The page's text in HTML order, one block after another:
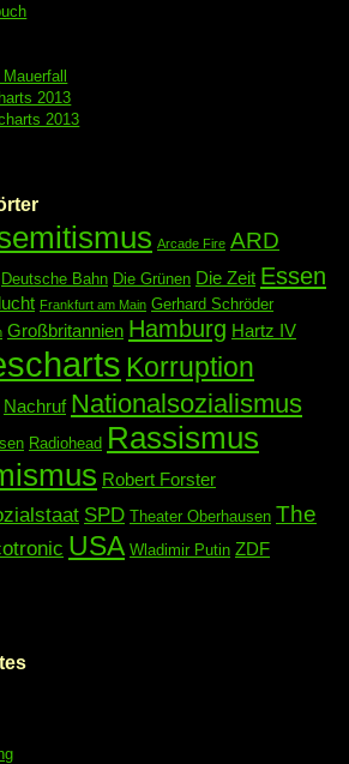
Mauerfall
2013
2013
Arcade Fire ARD
Deutsche Bahn Die Grünen Die Zeit Essen
Frankfurt am Main Gerhard Schröder
Großbritannien Hamburg Hartz IV
Korruption
Nachruf Nationalsozialismus
Radiohead Rassismus
Robert Forster
SPD Theater Oberhausen The
USA Wladimir Putin ZDF